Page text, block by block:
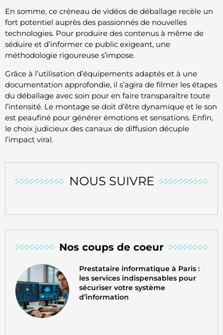
NOUS SUIVRE
Nos coups de coeur
Prestataire informatique à Paris :
les services indispensables pour
sécuriser votre système
d’information
En somme, ce créneau de vidéos de déballage recèle un
fort potentiel auprès des passionnés de nouvelles
technologies. Pour produire des contenus à même de
séduire et d’informer ce public exigeant, une
méthodologie rigoureuse s’impose.
Grâce à l’utilisation d’équipements adaptés et à une
documentation approfondie, il s’agira de filmer les étapes
du déballage avec soin pour en faire transparaître toute
l’intensité. Le montage se doit d’être dynamique et le son
est peaufiné pour générer émotions et sensations. Enfin,
le choix judicieux des canaux de diffusion décuple
l’impact viral.